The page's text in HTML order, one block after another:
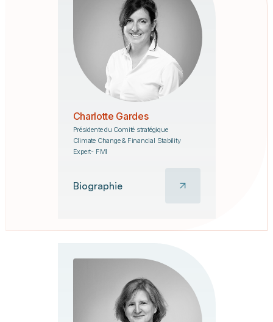
Charlotte Gardes
Présidente du Comité stratégique
Climate Change & Financial Stability
Expert- FMI
Biographie